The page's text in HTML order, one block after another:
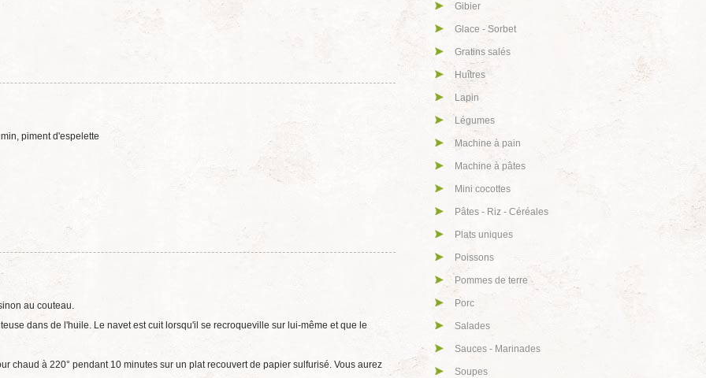
piment d'espelette
au couteau.
dans de l'huile. Le navet est cuit lorsqu'il se recroqueville sur lui-même et que le
chaud à 220° pendant 10 minutes sur un plat recouvert de papier sulfurisé. Vous aurez
Gibier
Glace - Sorbet
Gratins salés
Huîtres
Lapin
Légumes
Machine à pain
Machine à pâtes
Mini cocottes
Pâtes - Riz - Céréales
Plats uniques
Poissons
Pommes de terre
Porc
Salades
Sauces - Marinades
Soupes